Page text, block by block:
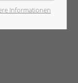
Informationen